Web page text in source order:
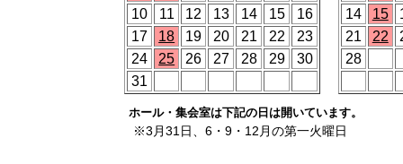
10
11 12 13 14 15
16
17
18 19 20 21 22
23
24
25 26 27 28 29
30
31
14
15
21
22
28
ホール・集会室は下記の日は開いています。
※3月31日、6・9・12月の第一火曜日